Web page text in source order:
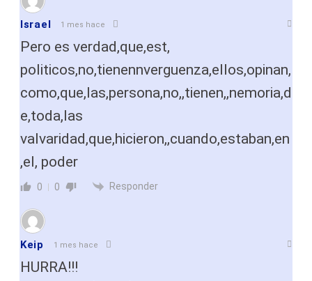
Israel 1 mes hace
Pero es verdad,que,est,
politicos,no,tienennverguenza,ellos,opinan,
como,que,las,persona,no,,tienen,,nemoria,d
e,toda,las
valvaridad,que,hicieron,,cuando,estaban,en
,el, poder
0 0 Responder
Keip 1 mes hace
HURRA!!!